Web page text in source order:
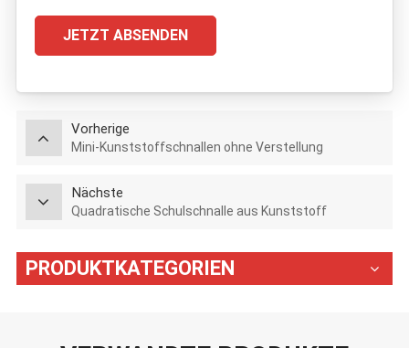
JETZT ABSENDEN
Vorherige
Mini-Kunststoffschnallen ohne Verstellung
Nächste
Quadratische Schulschnalle aus Kunststoff
PRODUKTKATEGORIEN